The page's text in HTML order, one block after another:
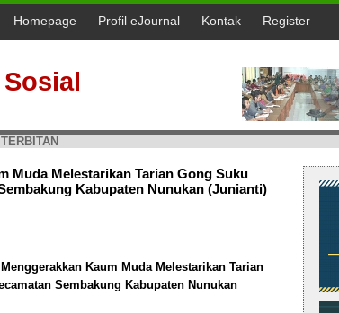
Homepage Profil eJournal Kontak Register
Muda Melestarikan Tarian Gong Suku
Kabupaten Nunukan (Junianti)
Kaum Muda Melestarikan Tarian
Sembakung Kabupaten Nunukan